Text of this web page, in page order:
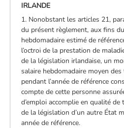
IRLANDE
1. Nonobstant les articles 21,
du présent règlement, aux fins
hebdomadaire estimé de
l’octroi de la prestation de
de la législation irlandaise, un
salaire hebdomadaire moyen
pendant l’année de référence
compte de cette personne
d’emploi accomplie en qualité
de la législation d’un autre État
année de référence.